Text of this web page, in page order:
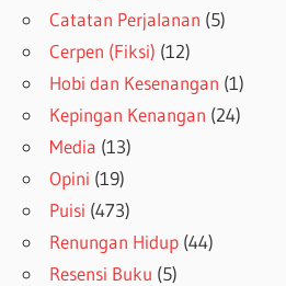
Catatan Perjalanan (5)
Cerpen (Fiksi) (12)
Hobi dan Kesenangan (1)
Kepingan Kenangan (24)
Media (13)
Opini (19)
Puisi (473)
Renungan Hidup (44)
Resensi Buku (5)